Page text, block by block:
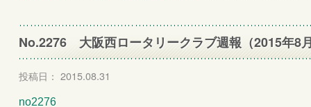
No.2276 大阪西ロータリークラブ週報（2015年8
投稿日： 2015.08.31
no2276